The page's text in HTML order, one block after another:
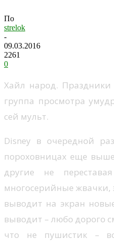
По
strelok
-
09.03.2016
2261
0
Хайл народ.
группа просмотра
сей мульт.
Disney в очередной
пороховницах еще
другие не
многосерийные жвачки,
выводит на экран
выводит – любо дорого
что не пушистик –